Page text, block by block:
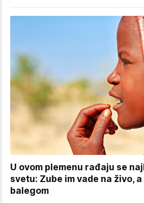
U ovom plemenu rađaju se
svetu: Zube im vade na živo,
balegom